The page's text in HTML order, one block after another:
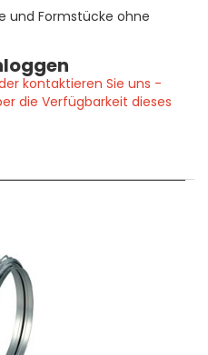
und Formstücke ohne
kontaktieren Sie uns -
die Verfügbarkeit dieses